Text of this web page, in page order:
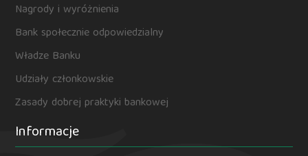
Nagrody i wyróżnienia
Bank społecznie odpowiedzialny
Władze Banku
Udziały członkowskie
Zasady dobrej praktyki bankowej
Informacje